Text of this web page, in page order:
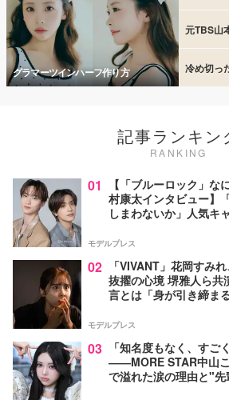
グラマーツインハーフ作り方
元TBS山
冷め切っ
記事ランキン
RANKING
01
【「ブルーロック」な
村康太インタビュー】
しまわないか」人気キ
モデルプレス
02
「VIVANT」花岡すみ
抜擢の心境 堺雅人ら共
言とは「身が引き締ま
モデルプレス
03
「知名度もなく、すご
――MORE STAR中山
で溢れた涙の理由と"